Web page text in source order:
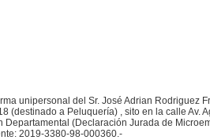
unipersonal del Sr. José Adrian Rodriguez
(destinado a Peluquería) , sito en la calle Av.
Departamental (Declaración Jurada de
2019-3380-98-000360.-